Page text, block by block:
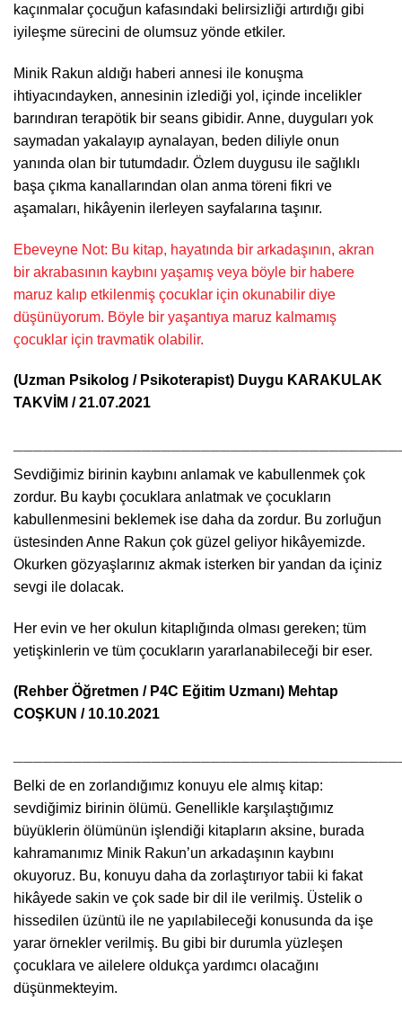
kaçınmalar çocuğun kafasındaki belirsizliği artırdığı gibi
iyileşme sürecini de olumsuz yönde etkiler.
Minik Rakun aldığı haberi annesi ile konuşma
ihtiyacındayken, annesinin izlediği yol, içinde incelikler
barındıran terapötik bir seans gibidir. Anne, duyguları yok
saymadan yakalayıp aynalayan, beden diliyle onun
yanında olan bir tutumdadır. Özlem duygusu ile sağlıklı
başa çıkma kanallarından olan anma töreni fikri ve
aşamaları, hikâyenin ilerleyen sayfalarına taşınır.
Ebeveyne Not: Bu kitap, hayatında bir arkadaşının, akran
bir akrabasının kaybını yaşamış veya böyle bir habere
maruz kalıp etkilenmiş çocuklar için okunabilir diye
düşünüyorum. Böyle bir yaşantıya maruz kalmamış
çocuklar için travmatik olabilir.
(Uzman Psikolog / Psikoterapist) Duygu KARAKULAK
TAKVİM / 21.07.2021
Sevdiğimiz birinin kaybını anlamak ve kabullenmek çok
zordur. Bu kaybı çocuklara anlatmak ve çocukların
kabullenmesini beklemek ise daha da zordur. Bu zorluğun
üstesinden Anne Rakun çok güzel geliyor hikâyemizde.
Okurken gözyaşlarınız akmak isterken bir yandan da içiniz
sevgi ile dolacak.
Her evin ve her okulun kitaplığında olması gereken; tüm
yetişkinlerin ve tüm çocukların yararlanabileceği bir eser.
(Rehber Öğretmen / P4C Eğitim Uzmanı) Mehtap
COŞKUN / 10.10.2021
Belki de en zorlandığımız konuyu ele almış kitap:
sevdiğimiz birinin ölümü. Genellikle karşılaştığımız
büyüklerin ölümünün işlendiği kitapların aksine, burada
kahramanımız Minik Rakun’un arkadaşının kaybını
okuyoruz. Bu, konuyu daha da zorlaştırıyor tabii ki fakat
hikâyede sakin ve çok sade bir dil ile verilmiş. Üstelik o
hissedilen üzüntü ile ne yapılabileceği konusunda da işe
yarar örnekler verilmiş. Bu gibi bir durumla yüzleşen
çocuklara ve ailelere oldukça yardımcı olacağını
düşünmekteyim.